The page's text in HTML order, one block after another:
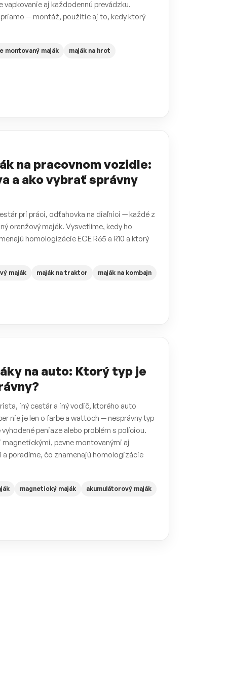
vapkovanie aj každodennú prevádzku.
— montáž, použitie aj to, kedy ktorý
montovaný maják maják na hrot
na pracovnom vozidle:
a ako vybrať správny
pri práci, odťahovka na diaľnici — každé z
oranžový maják. Vysvetlíme, kedy ho
homologizácie ECE R65 a R10 a ktorý
maják maják na traktor maják na kombajn
na auto: Ktorý typ je
iný cestár a iný vodič, ktorého auto
nie je len o farbe a wattoch — nesprávny typ
peniaze alebo problém s políciou.
pevne montovanými aj
poradíme, čo znamenajú homologizácie
magnetický maják akumulátorový maják